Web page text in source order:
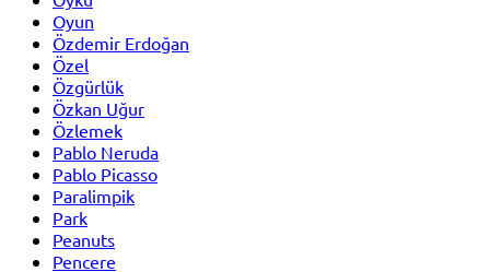
Oyun
Özdemir Erdoğan
Özel
Özgürlük
Özkan Uğur
Özlemek
Pablo Neruda
Pablo Picasso
Paralimpik
Park
Peanuts
Pencere